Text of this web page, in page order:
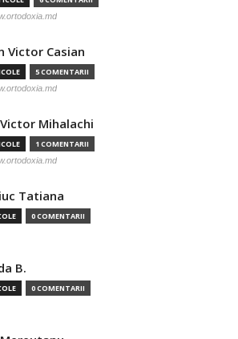
Victor Casian
5 COMENTARII
Mihalachi
1 COMENTARII
Tatiana
0 COMENTARII
B.
0 COMENTARII